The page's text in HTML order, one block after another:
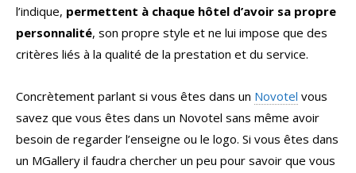
l’indique, permettent à chaque hôtel d’avoir sa propre
personnalité, son propre style et ne lui impose que des
critères liés à la qualité de la prestation et du service.
Concrètement parlant si vous êtes dans un Novotel vous
savez que vous êtes dans un Novotel sans même avoir
besoin de regarder l’enseigne ou le logo. Si vous êtes dans
un MGallery il faudra chercher un peu pour savoir que vous